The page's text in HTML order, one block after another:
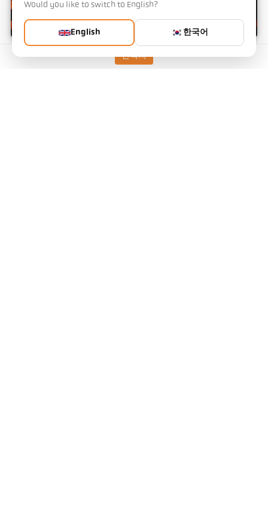
연락처
방사율 계산기
Would you like to switch to English?
English 한국어